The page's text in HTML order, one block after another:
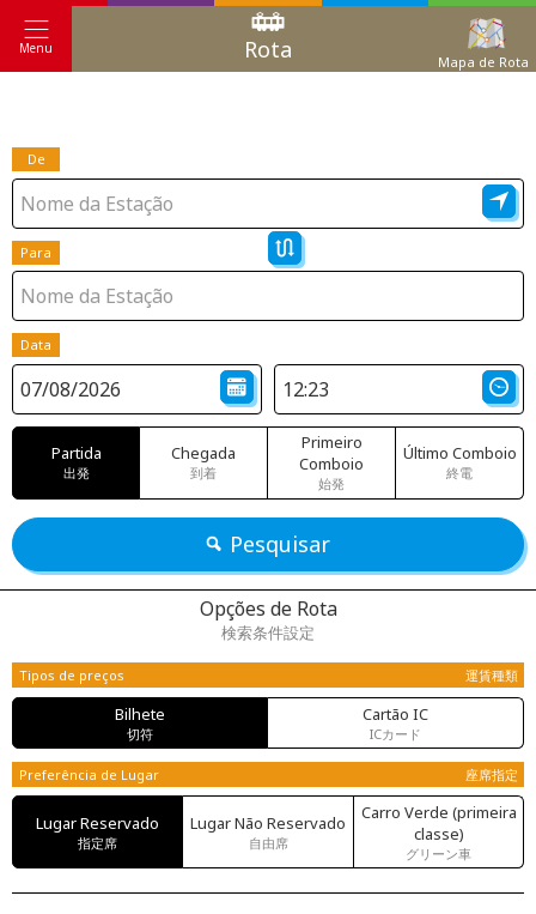
Menu Rota Mapa de Rota
De
Para
Data
Partida
出発
Chegada
到着
Primeiro
Comboio
始発
Último Comboio
終電
Pesquisar
Opções de Rota
検索条件設定
Tipos de preços 運賃種類
Bilhete
切符
Cartão IC
ICカード
Preferência de Lugar 座席指定
Lugar Reservado
指定席
Lugar Não Reservado
自由席
Carro Verde (primeira
classe)
グリーン車